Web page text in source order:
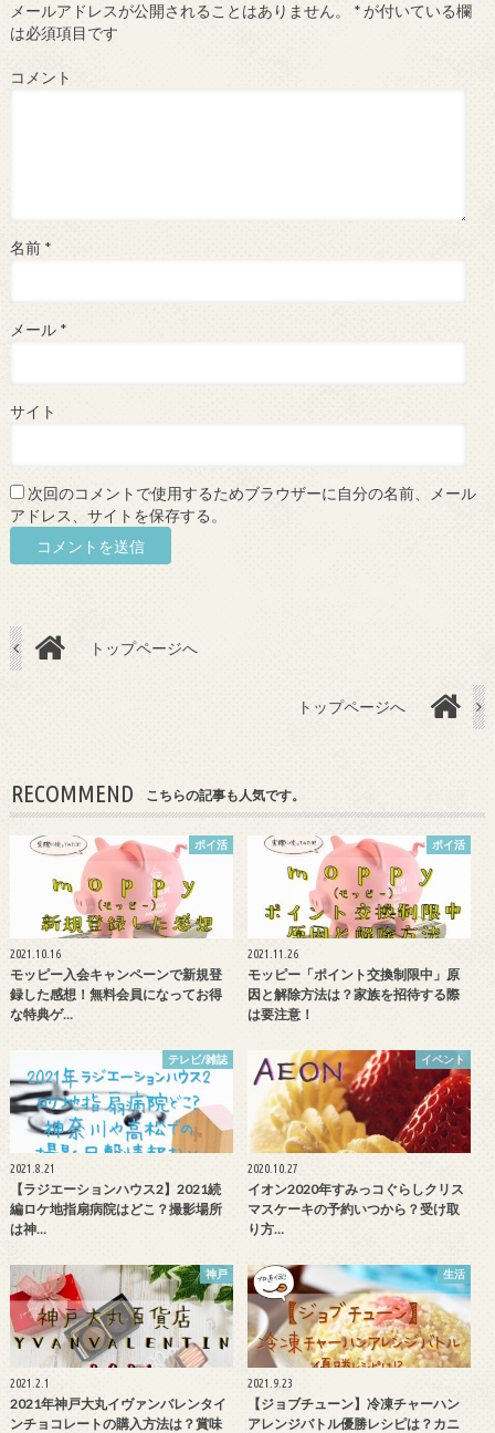
メールアドレスが公開されることはありません。 *が付いている欄
は必須項目です
コメント
名前 *
メール *
サイト
次回のコメントで使用するためブラウザーに自分の名前、メール
アドレス、サイトを保存する。
トップページへ
トップページへ
RECOMMEND こちらの記事も人気です。
ポイ活
2021.10.16
モッピー入会キャンペーンで新規登
録した感想！無料会員になってお得
な特典ゲ…
ポイ活
2021.11.26
モッピー「ポイント交換制限中」原
因と解除方法は？家族を招待する際
は要注意！
テレビ/雑誌
2021.8.21
【ラジエーションハウス2】2021続
編ロケ地指扇病院はどこ？撮影場所
は神…
イベント
2020.10.27
イオン2020年すみっコぐらしクリス
マスケーキの予約いつから？受け取
り方…
神戸
2021.2.1
2021年神戸大丸イヴァンバレンタイ
ンチョコレートの購入方法は？賞味
生活
2021.9.23
【ジョブチューン】冷凍チャーハン
アレンジバトル優勝レシピは？カニ